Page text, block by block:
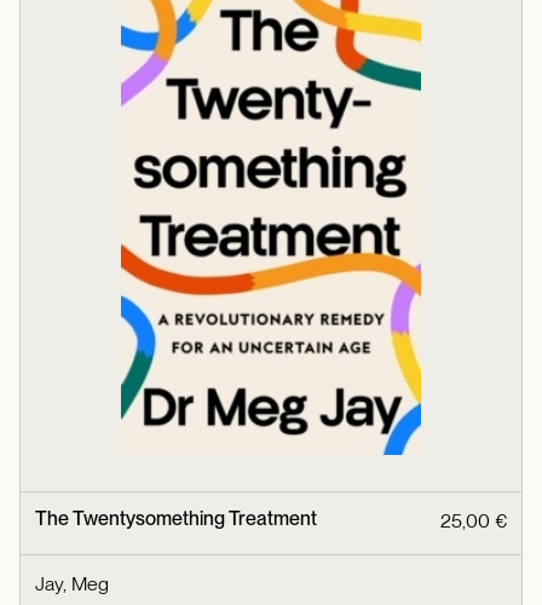
The Twentysomething Treatment 25,00 €
Jay, Meg